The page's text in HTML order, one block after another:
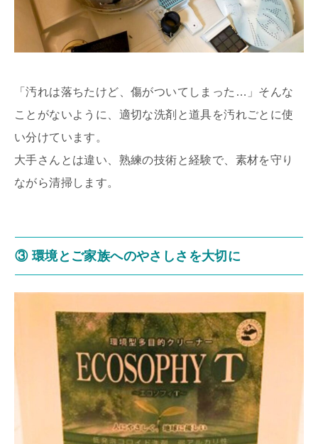
「汚れは落ちたけど、傷がついてしまった…」そんな
ことがないように、適切な洗剤と道具を汚れごとに使
い分けています。
大手さんとは違い、熟練の技術と経験で、素材を守り
ながら清掃します。
③ 環境とご家族へのやさしさを大切に